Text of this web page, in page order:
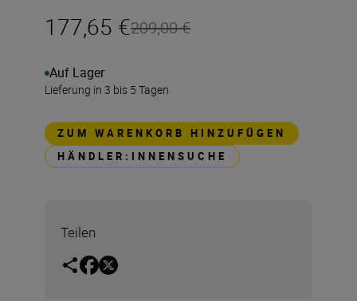
177,65 €209,00 €
Auf Lager
Lieferung in 3 bis 5 Tagen
ZUM WARENKORB HINZUFÜGEN
HÄNDLER:INNENSUCHE
Teilen